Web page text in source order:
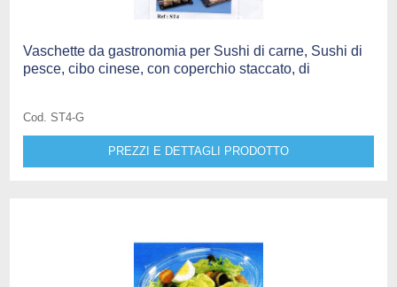
Vaschette da gastronomia per Sushi di carne, Sushi di
pesce, cibo cinese, con coperchio staccato, di
Cod. ST4-G
PREZZI E DETTAGLI PRODOTTO